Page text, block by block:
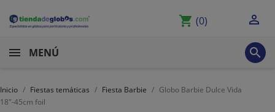
shopping_cart (0) 
MENÚ 
Inicio Fiestas temáticas Fiesta Barbie
Globo Barbie Dulce Vida
18"-45cm foil